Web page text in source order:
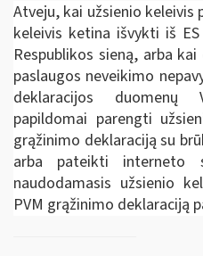
Atveju, kai užsienio keleivis
keleivis ketina išvykti iš
Respublikos sieną, arba
paslaugos neveikimo
deklaracijos duomenų
papildomai parengti
grąžinimo deklaraciją su
arba pateikti interneto
naudodamasis užsienio
PVM grąžinimo deklaraciją